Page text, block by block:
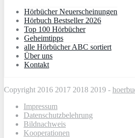
Hörbücher Neuerscheinungen
Hörbuch Bestseller 2026
Top 100 Hörbücher
Geheimtipps
alle Hörbücher ABC sortiert
Über uns
Kontakt
Copyright 2016 2017 2018 2019 -
Impressum
Datenschutzbelehrung
Bildnachweis
Kooperationen